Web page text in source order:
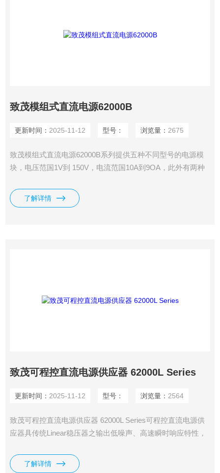
致茂模组式直流电源62000B
更新时间： 2025-11-12 型号： 浏览量： 2675
致茂模组式直流电源62000B系列提供五种不同型号的电源模
块，电压范国1V到 150V，电流范国10A到9OA，此外有两种
9KW输出功率。为了满足使用者大功率电源需求，此62000B
可经由CAN Bus接口及CSU管理并联达14个外框，功率可达
了解详情
致茂可程控直流电源供应器 62000L Series
更新时间： 2025-11-12 型号： 浏览量： 2564
致茂可程控直流电源供应器 62000L Series可程控直流电源供
应器具传统Linear稳压器之输出低噪声、高速瞬时响应特性，
提供许多*功能供自动化测试系统整合、车用电子MCU/ECU测
了解详情